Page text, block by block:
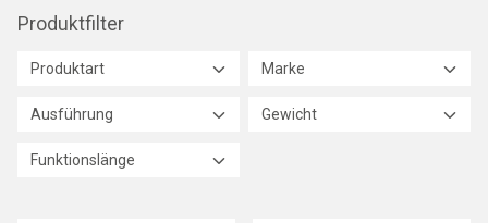
Produktfilter
Produktart Marke
Ausführung Gewicht
Funktionslänge